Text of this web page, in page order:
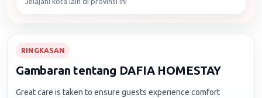
RINGKASAN
Gambaran tentang DAFIA HOMESTAY
Great care is taken to ensure guests experience comfort